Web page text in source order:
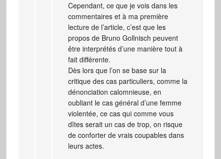
Cependant, ce que je vois dans les
commentaires et à ma première
lecture de l’article, c’est que les
propos de Bruno Gollnisch peuvent
être interprétés d’une manière tout à
fait différente.
Dès lors que l’on se base sur la
critique des cas particuliers, comme la
dénonciation calomnieuse, en
oubliant le cas général d’une femme
violentée, ce cas qui comme vous
dîtes serait un cas de trop, on risque
de conforter de vrais coupables dans
leurs actes.